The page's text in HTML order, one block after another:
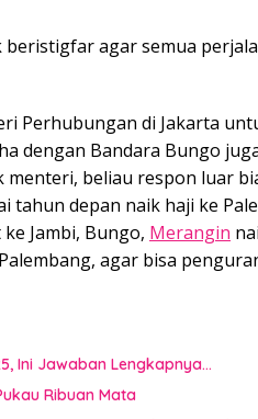
agar semua
Perhubungan di Jakarta
dengan Bandara Bungo
beliau respon luar
tahun depan naik haji ke
Jambi, Bungo, Merangin
agar bisa
Ini Jawaban Lengkapnya…
Ribuan Mata